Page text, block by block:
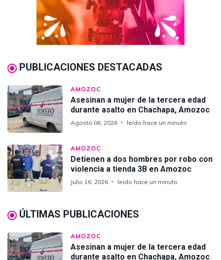
PUBLICACIONES DESTACADAS
AMOZOC
Asesinan a mujer de la tercera edad
durante asalto en Chachapa, Amozoc
Agosto 06, 2026 leido hace un minuto
AMOZOC
Detienen a dos hombres por robo con
violencia a tienda 3B en Amozoc
Julio 16, 2026 leido hace un minuto
ÚLTIMAS PUBLICACIONES
AMOZOC
Asesinan a mujer de la tercera edad
durante asalto en Chachapa, Amozoc